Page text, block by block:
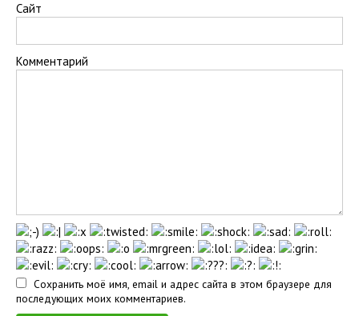
Сайт
Комментарий
Сохранить моё имя, email и адрес сайта в этом браузере для
последующих моих комментариев.